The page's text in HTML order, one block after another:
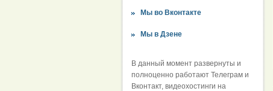
Мы во Вконтакте
Мы в Дзене
В данный момент развернуты и
полноценно работают Телеграм и
Вконтакт, видеохостинги на